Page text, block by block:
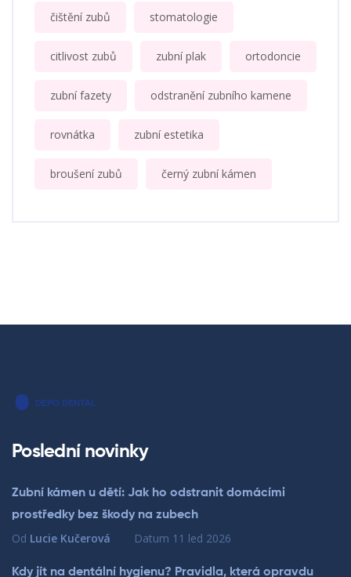
čištění zubů stomatologie
citlivost zubů zubní plak ortodoncie
zubní fazety odstranění zubního kamene
rovnátka zubní estetika
broušení zubů černý zubní kámen
Poslední novinky
Zubní kámen u dětí: Jak ho odstranit domácími
prostředky bez škody na zubech
Od Lucie Kučerová Datum 11 led 2026
Kdy jít na dentální hygienu? Pravidla, která opravdu